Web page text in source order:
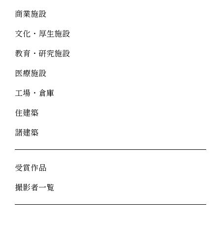
商業施設
文化・厚生施設
教育・研究施設
医療施設
工場・倉庫
住建築
諸建築
受賞作品
撮影者一覧